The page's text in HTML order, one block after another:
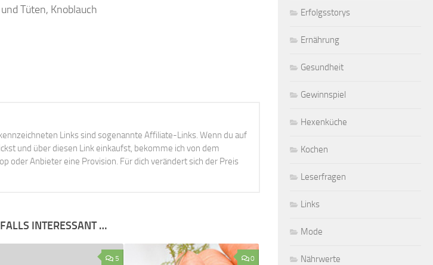
Tüten, Knoblauch
Links sind sogenannte Affiliate-Links. Wenn du auf
und über diesen Link einkaufst, bekomme ich von dem
oder Anbieter eine Provision. Für dich verändert sich der Preis
INTERESSANT …
5 0
Erfolgsstorys
Ernährung
Gesundheit
Gewinnspiel
Hexenküche
Kochen
Leserfragen
Links
Mode
Nährwerte